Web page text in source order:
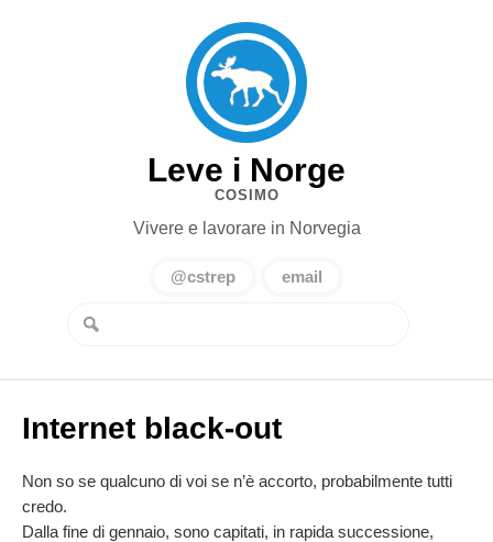
Leve i Norge
COSIMO
Vivere e lavorare in Norvegia
@cstrep email
Internet black-out
Non so se qualcuno di voi se n’è accorto, probabilmente tutti
credo.
Dalla fine di gennaio, sono capitati, in rapida successione,